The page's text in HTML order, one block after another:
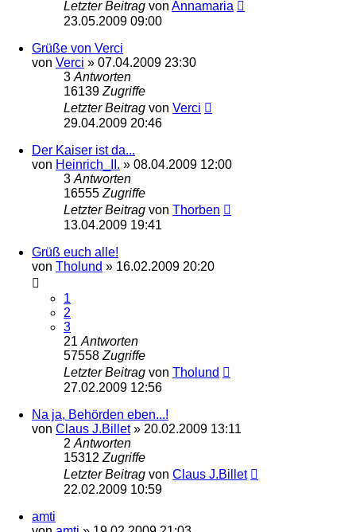
Letzter Beitrag von Annamaria
23.05.2009 09:00
Grüße von Verci
von Verci » 07.04.2009 23:30
3 Antworten
16139 Zugriffe
Letzter Beitrag von Verci
29.04.2009 20:46
Der Kaiser ist da...
von Heinrich_II. » 08.04.2009 12:00
3 Antworten
16555 Zugriffe
Letzter Beitrag von Thorben
13.04.2009 19:41
Grüß euch alle!
von Tholund » 16.02.2009 20:20
1
2
3
21 Antworten
57558 Zugriffe
Letzter Beitrag von Tholund
27.02.2009 12:56
Na ja, Behörden eben...!
von Claus J.Billet» 20.02.2009 13:11
2 Antworten
15312 Zugriffe
Letzter Beitrag von Claus J.Billet
22.02.2009 10:59
amti